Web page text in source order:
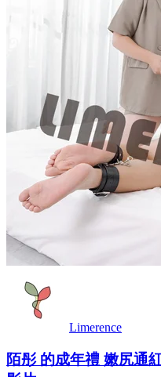
Limerence
陌彤 的成年禮 嫩尻通